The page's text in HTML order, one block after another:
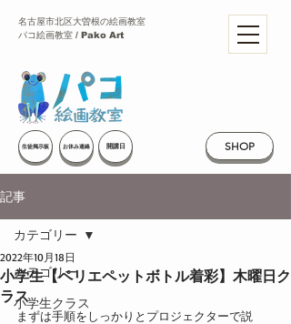
SHOP
名古屋市北区大曽根の絵画教室
パコ絵画教室 / Pako Art
生徒掲示板 お休み連絡 開講日
記事
カテゴリー
小学生クラス
カテゴリー
小学生【ペリエペットボトル着彩】木曜日ク
ラス
2022年10月18日
まずは手順をしっかりとプロジェクターで説